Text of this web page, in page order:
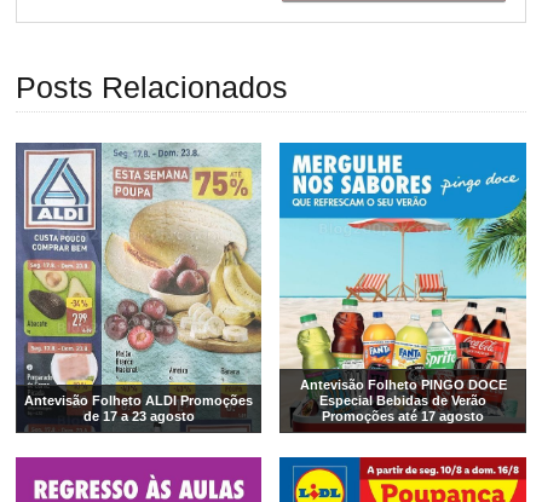
Posts Relacionados
Antevisão Folheto ALDI Promoções
de 17 a 23 agosto
Antevisão Folheto PINGO DOCE
Especial Bebidas de Verão
Promoções até 17 agosto